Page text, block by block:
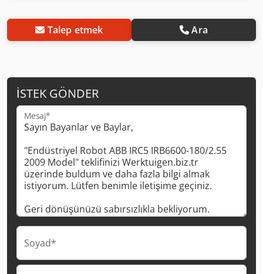
Talep etmek Ara
İSTEK GÖNDER
Mesaj*
Soyad*